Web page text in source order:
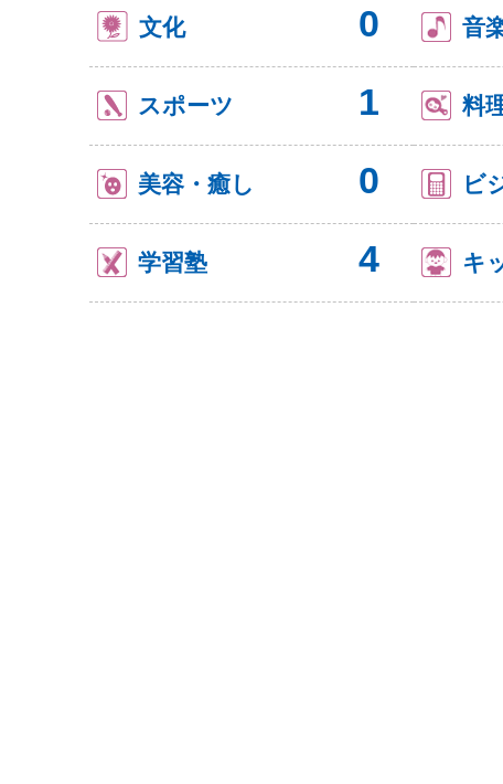
文化 0 音
スポーツ 1 料
美容・癒し 0 ビ
学習塾 4 キ